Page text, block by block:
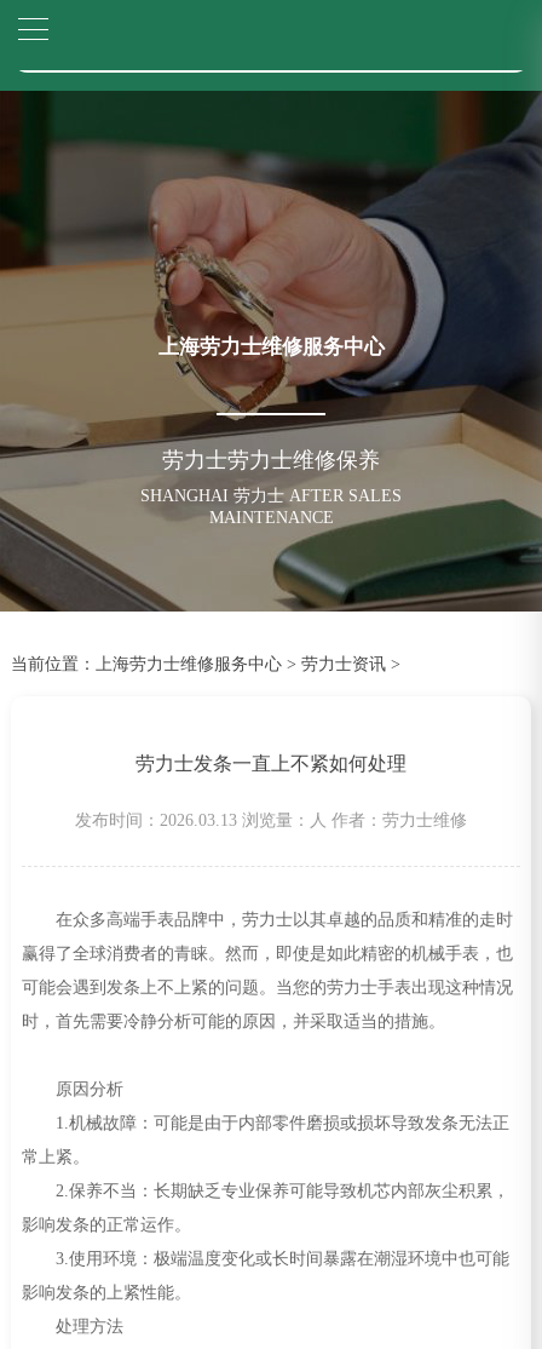
2026年6月劳力士售后服务中心最新网点地址：
节假日正常营业！
上海劳力士维修服务中心
劳力士劳力士维修保养
SHANGHAI 劳力士 AFTER SALES
MAINTENANCE
当前位置： 上海劳力士维修服务中心> 劳力士资讯>
劳力士发条一直上不紧如何处理
发布时间：2026.03.13 浏览量： 人 作者：劳力士维修
在众多高端手表品牌中，劳力士以其卓越的品质和精准的走时
赢得了全球消费者的青睐。然而，即使是如此精密的机械手表，也
可能会遇到发条上不上紧的问题。当您的劳力士手表出现这种情况
时，首先需要冷静分析可能的原因，并采取适当的措施。
原因分析
1.机械故障：可能是由于内部零件磨损或损坏导致发条无法正
常上紧。
2.保养不当：长期缺乏专业保养可能导致机芯内部灰尘积累，
影响发条的正常运作。
3.使用环境：极端温度变化或长时间暴露在潮湿环境中也可能
影响发条的上紧性能。
处理方法